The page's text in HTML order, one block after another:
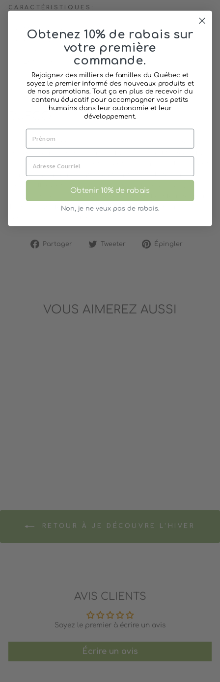
CARACTÉRISTIQUES:
Marque: Djeco
Âge: 2 ans et plus
Composition: carton robuste
Entretien: lingette humide, savon doux
Produit de France
Djeco est une entreprise européenne crée par une femme
qualité et l'esthétique sont essentiels pour eux, ils pensent
toujours astucieux, pratique et surtout réaliste. Susciter
l'émerveillement de l'enfant, enrichir son imaginaire, lui
Tout ça dans le soucis de redonner plus aux nouvelles
Partager
PartagerTweeter
TweeterÉpingler
VOUS AIMEREZ AUSSI
RETOUR À JE DÉCOUVRE L'HIVER
AVIS CLIENTS
Soyez le premier à écrire un avis
Écrire un avis
Obtenez 10% de rabais sur
votre première
commande.
Rejoignez des milliers de familles du Québec et
soyez le premier informé des nouveaux produits et
de nos promotions. Tout ça en plus de recevoir du
contenu éducatif pour accompagner vos petits
humains dans leur autonomie et leur
développement.
Obtenir 10% de rabais
Non, je ne veux pas de rabais.